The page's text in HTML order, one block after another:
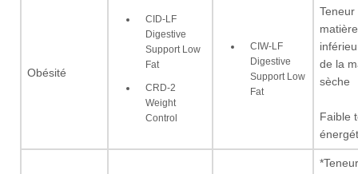
Obésité
CID-LF
Digestive
Support Low
Fat
CRD-2
Weight
Control
CIW-LF
Digestive
Support Low
Fat
Teneur
de la
sèche
Faible